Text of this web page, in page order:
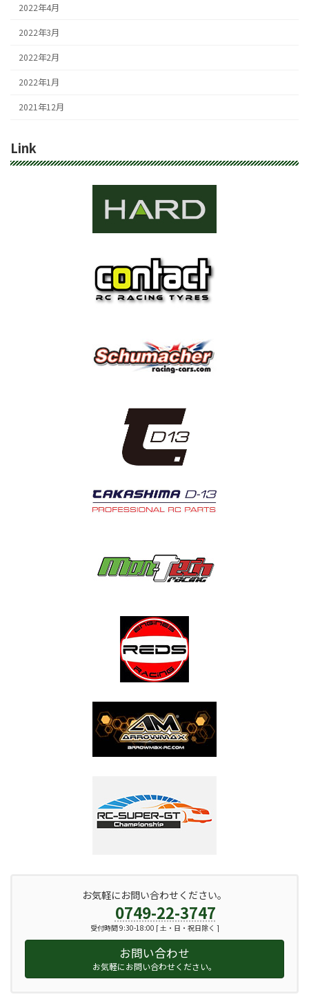
2022年4月
2022年3月
2022年2月
2022年1月
2021年12月
Link
お気軽にお問い合わせください。
0749-22-3747
受付時間 9:30-18:00 [ 土・日・祝日除く ]
お問い合わせ
お気軽にお問い合わせください。